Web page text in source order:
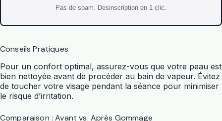
Pas de spam. Desinscription en 1 clic.
Conseils Pratiques
Pour un confort optimal, assurez-vous que votre peau est
bien nettoyée avant de procéder au bain de vapeur. Évitez
de toucher votre visage pendant la séance pour minimiser
le risque d’irritation.
Comparaison : Avant vs. Après Gommage